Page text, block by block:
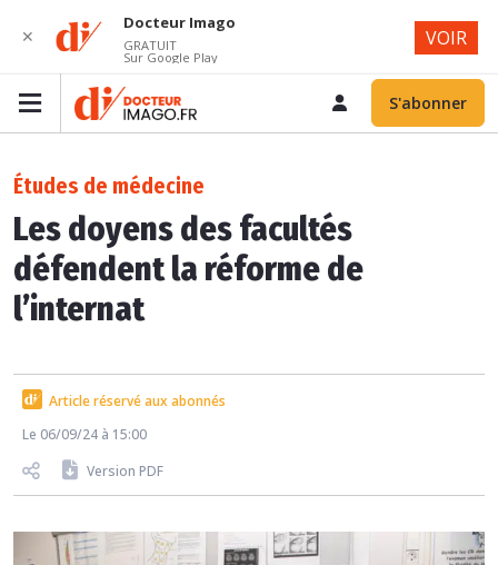
S'abonner
Études de médecine
Les doyens des facultés
défendent la réforme de
l’internat
Article réservé aux abonnés
Le 06/09/24 à 15:00
Version PDF
✕
Docteur Imago
GRATUIT
Sur Google Play
VOIR